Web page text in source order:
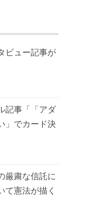
ビュー記事が
記事「「アダ
」でカード決
厳粛な信託に
て憲法が描く